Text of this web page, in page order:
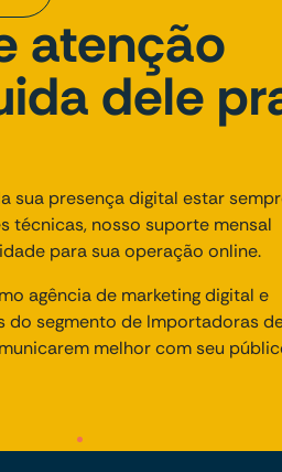
atenção
dele
sua presença digital estar
técnicas, nosso suporte mensal
para sua operação online.
agência de marketing digital e
do segmento de Importadoras
melhor com seu